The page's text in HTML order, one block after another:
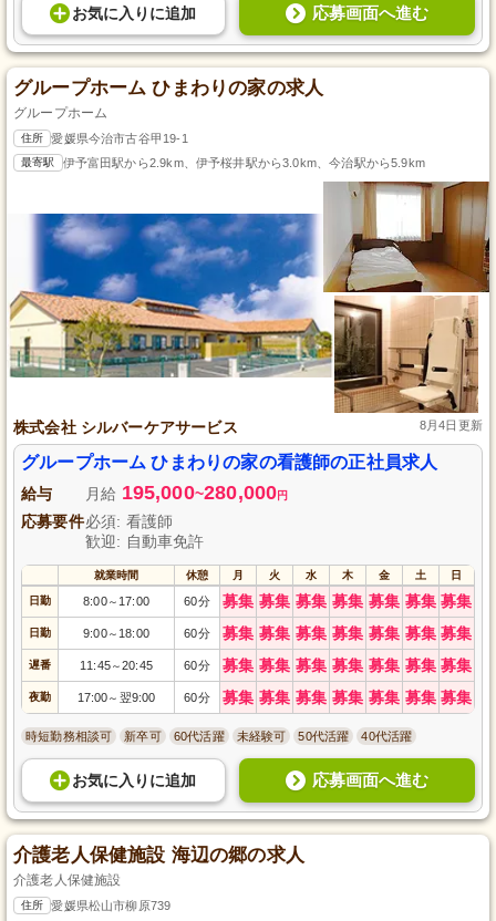
お気に入り に追加 応募画面へ進む
グループホーム ひまわりの家の求人
グループホーム
住所 愛媛県今治市古谷甲19-1
最寄駅 伊予富田駅から2.9km、伊予桜井駅から3.0km、今治駅から5.9km
株式会社 シルバーケアサービス 8月4日更新
グループホーム ひまわりの家の看護師の正社員求人
給与 月給 195,000~280,000円
応募要件必須: 看護師
歓迎: 自動車免許
就業時間 休憩 月 火 水 木 金 土 日
日勤 8:00～ 17:00 60分 募集 募集 募集 募集 募集 募集 募集
日勤 9:00～ 18:00 60分 募集 募集 募集 募集 募集 募集 募集
遅番 11:45～20:45 60分 募集 募集 募集 募集 募集 募集 募集
夜勤 17:00～ 翌9:00 60分 募集 募集 募集 募集 募集 募集 募集
時短勤務相談可 新卒可 60代活躍 未経験可 50代活躍 40代活躍
お気に入り に追加 応募画面へ進む
介護老人保健施設 海辺の郷の求人
介護老人保健施設
住所 愛媛県松山市柳原739